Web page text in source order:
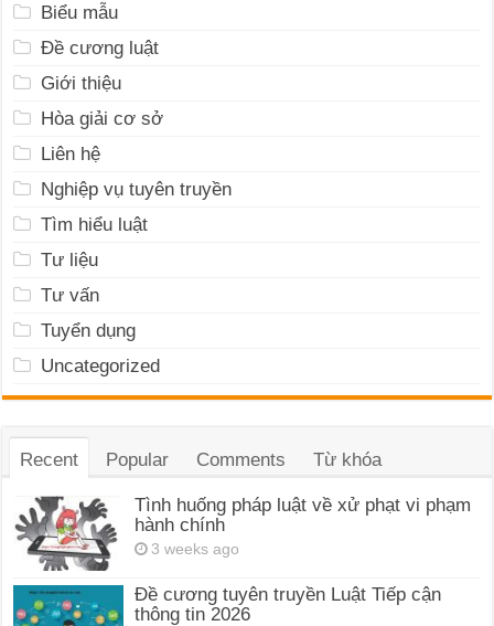
Biểu mẫu
Đề cương luật
Giới thiệu
Hòa giải cơ sở
Liên hệ
Nghiệp vụ tuyên truyền
Tìm hiểu luật
Tư liệu
Tư vấn
Tuyển dụng
Uncategorized
Recent Popular Comments Từ khóa
Tình huống pháp luật về xử phạt vi phạm
hành chính
3 weeks ago
Đề cương tuyên truyền Luật Tiếp cận
thông tin 2026